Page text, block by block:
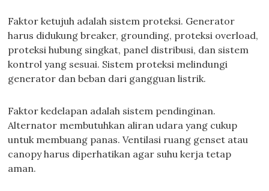
Faktor ketujuh adalah sistem proteksi. Generator
harus didukung breaker, grounding, proteksi overload,
proteksi hubung singkat, panel distribusi, dan sistem
kontrol yang sesuai. Sistem proteksi melindungi
generator dan beban dari gangguan listrik.
Faktor kedelapan adalah sistem pendinginan.
Alternator membutuhkan aliran udara yang cukup
untuk membuang panas. Ventilasi ruang genset atau
canopy harus diperhatikan agar suhu kerja tetap
aman.